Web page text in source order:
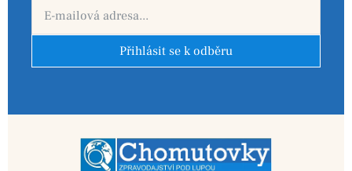
Přihlásit se k odběru